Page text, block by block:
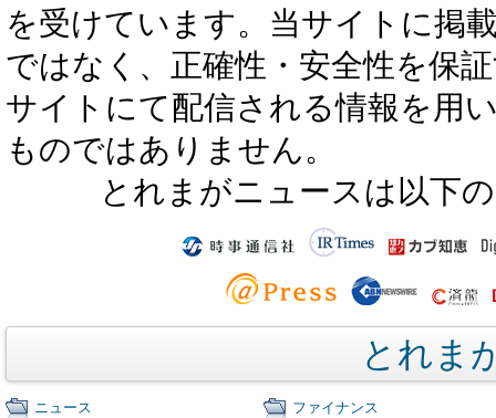
を受けています。当サイトに掲
ではなく、正確性・安全性を保
サイトにて配信される情報を用
ものではありません。
とれまがニュースは以下
とれま
ニュース
ファイナンス